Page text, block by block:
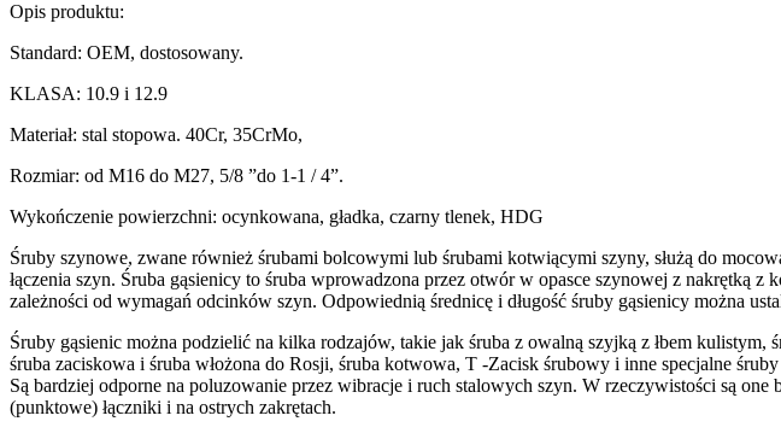
Opis produktu:
Standard: OEM, dostosowany.
KLASA: 10.9 i 12.9
Materiał: stal stopowa. 40Cr, 35CrMo,
Rozmiar: od M16 do M27, 5/8 ”do 1-1 / 4”.
Wykończenie powierzchni: ocynkowana, gładka, czarny tlenek, HDG
Śruby szynowe, zwane również śrubami bolcowymi lub śrubami kotwiącymi szyny, służą do
łączenia szyn. Śruba gąsienicy to śruba wprowadzona przez otwór w opasce szynowej z nakrętką
zależności od wymagań odcinków szyn. Odpowiednią średnicę i długość śruby gąsienicy można
Śruby gąsienic można podzielić na kilka rodzajów, takie jak śruba z owalną szyjką z łbem
śruba zaciskowa i śruba włożona do Rosji, śruba kotwowa, T -Zacisk śrubowy i inne specjalne
Są bardziej odporne na poluzowanie przez wibracje i ruch stalowych szyn. W rzeczywistości są
(punktowe) łączniki i na ostrych zakrętach.